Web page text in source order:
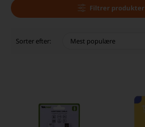
Høj kundetilfredshed
Filtrer produkter
Sorter efter: